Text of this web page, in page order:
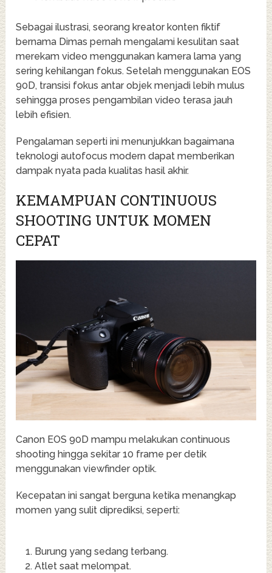
Sebagai ilustrasi, seorang kreator konten fiktif
bernama Dimas pernah mengalami kesulitan saat
merekam video menggunakan kamera lama yang
sering kehilangan fokus. Setelah menggunakan EOS
90D, transisi fokus antar objek menjadi lebih mulus
sehingga proses pengambilan video terasa jauh
lebih efisien.
Pengalaman seperti ini menunjukkan bagaimana
teknologi autofocus modern dapat memberikan
dampak nyata pada kualitas hasil akhir.
KEMAMPUAN CONTINUOUS
SHOOTING UNTUK MOMEN
CEPAT
Canon EOS 90D mampu melakukan continuous
shooting hingga sekitar 10 frame per detik
menggunakan viewfinder optik.
Kecepatan ini sangat berguna ketika menangkap
momen yang sulit diprediksi, seperti:
Burung yang sedang terbang.
Atlet saat melompat.